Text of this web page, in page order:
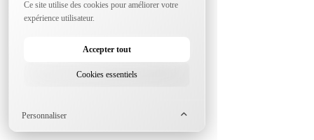
Ce site utilise des cookies pour améliorer votre
expérience utilisateur.
Accepter tout
Cookies essentiels
Personnaliser